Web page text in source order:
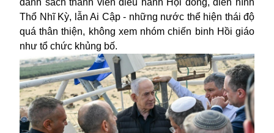
Thổ Nhĩ Kỳ, lẫn Ai Cập - những nước thể hiện thái độ
quá thân thiện, không xem nhóm chiến binh Hồi giáo
như tổ chức khủng bố.